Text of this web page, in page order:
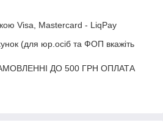
Visa, Mastercard - LiqPay
(для юр.осіб та ФОП вкажіть
ДО 500 ГРН ОПЛАТА